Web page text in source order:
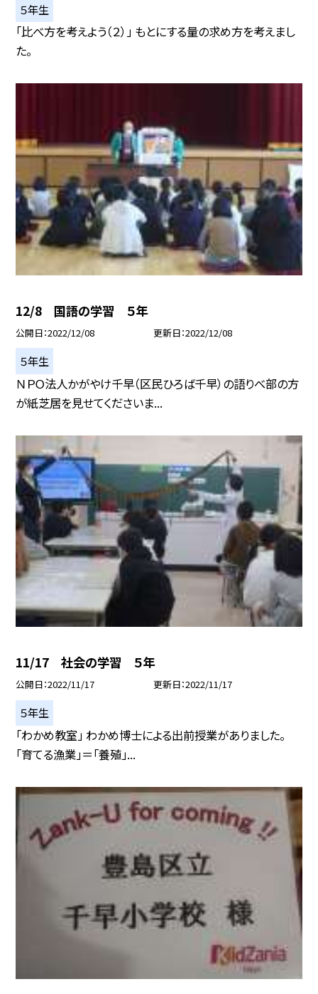
５年生
「比べ方を考えよう（２）」 もとにする量の求め方を考えまし
た。
12/8 国語の学習 ５年
公開日 2022/12/08 更新日 2022/12/08
５年生
ＮＰＯ法人かがやけ千早（区民ひろば千早）の語りべ部の方
が紙芝居を見せてくださいま...
11/17 社会の学習 ５年
公開日 2022/11/17 更新日 2022/11/17
５年生
「わかめ教室」 わかめ博士による出前授業がありました。
「育てる漁業」＝「養殖」...